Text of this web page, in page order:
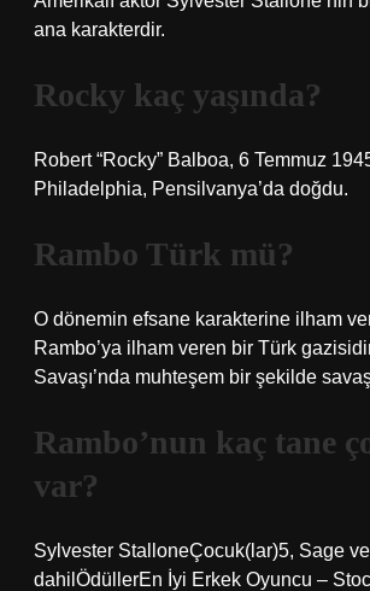
ana karakterdir.
Rocky kaç yaşında?
Robert “Rocky” Balboa, 6 Temmuz
Philadelphia, Pensilvanya’da doğdu.
Rambo Türk mü?
O dönemin efsane karakterine ilham
Rambo’ya ilham veren bir Türk
Savaşı’nda muhteşem bir şekilde
Rambo’nun kaç tane
var?
Sylvester StalloneÇocuk(lar)5, Sage
dahilÖdüllerEn İyi Erkek Oyuncu –